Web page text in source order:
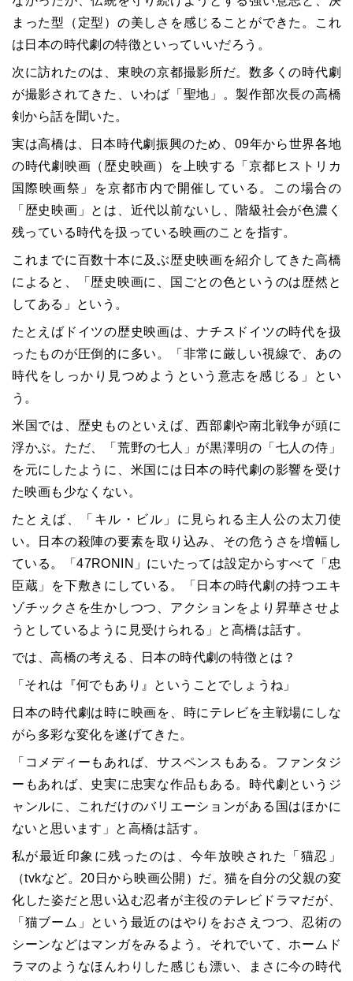
まった型（定型）の美しさを感じることができた。これ
は日本の時代劇の特徴といっていいだろう。
次に訪れたのは、東映の京都撮影所だ。数多くの時代劇
が撮影されてきた、いわば「聖地」。製作部次長の高橋
剣から話を聞いた。
実は高橋は、日本時代劇振興のため、 09年から世界各地
の時代劇映画（歴史映画）を上映する「京都ヒストリカ
国際映画祭」を京都市内で開催している。この場合の
「歴史映画」とは、近代以前ないし、階級社会が色濃く
残っている時代を扱っている映画のことを指す。
これまでに百数十本に及ぶ歴史映画を紹介してきた高橋
によると、「歴史映画に、国ごとの色というのは歴然と
してある」という。
たとえばドイツの歴史映画は、ナチスドイツの時代を扱
ったものが圧倒的に多い。「非常に厳しい視線で、あの
時代をしっかり見つめようという意志を感じる」とい
う。
米国では、歴史ものといえば、西部劇や南北戦争が頭に
浮かぶ。ただ、「荒野の七人」が黒澤明の「七人の侍」
を元にしたように、米国には日本の時代劇の影響を受け
た映画も少なくない。
たとえば、「キル・ビル」に見られる主人公の太刀使
い。日本の殺陣の要素を取り込み、その危うさを増幅し
ている。「47RONIN 」にいたっては設定からすべて「忠
臣蔵」を下敷きにしている。「日本の時代劇の持つエキ
ゾチックさを生かしつつ、アクションをより昇華させよ
うとしているように見受けられる」と高橋は話す。
では、高橋の考える、日本の時代劇の特徴とは？
「それは『何でもあり』ということでしょうね」
日本の時代劇は時に映画を、時にテレビを主戦場にしな
がら多彩な変化を遂げてきた。
「コメディーもあれば、サスペンスもある。ファンタジ
ーもあれば、史実に忠実な作品もある。時代劇というジ
ャンルに、これだけのバリエーションがある国はほかに
ないと思います」と高橋は話す。
私が最近印象に残ったのは、今年放映された「猫忍」
（tvkなど。 20 日から映画公開）だ。猫を自分の父親の変
化した姿だと思い込む忍者が主役のテレビドラマだが、
「猫ブーム」という最近のはやりをおさえつつ、忍術の
シーンなどはマンガをみるよう。それでいて、ホームド
ラマのようなほんわりした感じも漂い、まさに今の時代